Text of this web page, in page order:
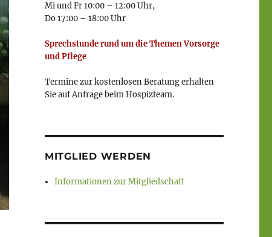
Mi und Fr 10:00 – 12:00 Uhr,
Do 17:00 – 18:00 Uhr
Sprechstunde rund um die Themen Vorsorge
und Pflege
Termine zur kostenlosen Beratung erhalten
Sie auf Anfrage beim Hospizteam.
MITGLIED WERDEN
Informationen zur Mitgliedschaft